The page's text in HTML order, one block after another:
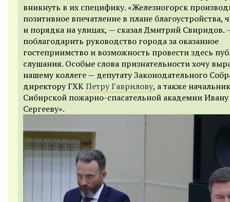
вникнуть в их специфику. «Железногорск
позитивное впечатление в плане благоустройства,
и порядка на улицах, — сказал Дмитрий Свиридов.
поблагодарить руководство города за оказанное
гостеприимство и возможность провести здесь
слушания. Особые слова признательности хочу
нашему коллеге — депутату Законодательного
директору ГХКПетру Гаврилову, а также
Сибирской пожарно-спасательной академии Ивану
Сергееву».